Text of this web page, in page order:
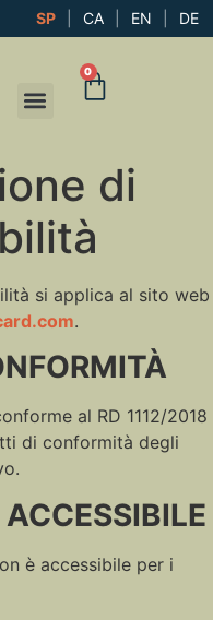
SP CA EN DE
0
di
si applica al sito web
.
al RD 1112/2018
di conformità degli
è accessibile per i